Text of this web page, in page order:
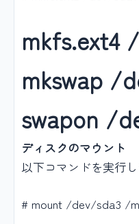
mkfs.ext4
mkswap /
swapon /
ディスクのマウント
以下コマンドを実行
# mount /dev/sda3 /